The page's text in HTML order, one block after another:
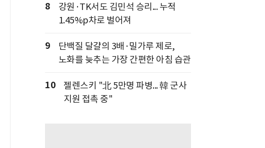
8
강원·TK서도 김민석 승리... 누적
1.45%p차로 벌어져
9
단백질 달걀의 3배·밀가루 제로,
노화를 늦추는 가장 간편한 아침 습관
10
젤렌스키 "北 5만명 파병... 韓 군사
지원 접촉 중"